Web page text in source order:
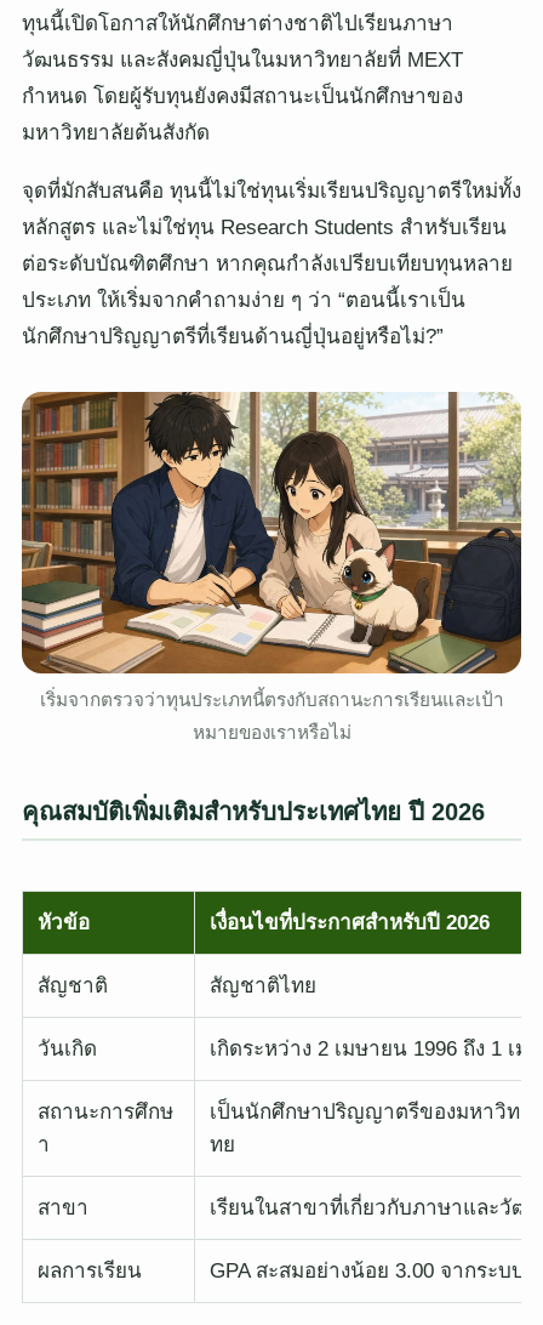
ทุนนี้เปิดโอกาสให้นักศึกษาต่างชาติไปเรียนภาษา
วัฒนธรรม และสังคมญี่ปุ่นในมหาวิทยาลัยที่ MEXT
กำหนด โดยผู้รับทุนยังคงมีสถานะเป็นนักศึกษาของ
มหาวิทยาลัยต้นสังกัด
จุดที่มักสับสนคือ ทุนนี้ไม่ใช่ทุนเริ่มเรียนปริญญาตรีใหม่ทั้ง
หลักสูตร และไม่ใช่ทุน Research Students สำหรับเรียน
ต่อระดับบัณฑิตศึกษา หากคุณกำลังเปรียบเทียบทุนหลาย
ประเภท ให้เริ่มจากคำถามง่าย ๆ ว่า “ตอนนี้เราเป็น
นักศึกษาปริญญาตรีที่เรียนด้านญี่ปุ่นอยู่หรือไม่?”
เริ่มจากตรวจว่าทุนประเภทนี้ตรงกับสถานะการเรียนและเป้า
หมายของเราหรือไม่
คุณสมบัติเพิ่มเติมสำหรับประเทศไทย ปี 2026
หัวข้อ เงื่อนไขที่ประกาศสำหรับปี 2026
สัญชาติ สัญชาติไทย
วันเกิด เกิดระหว่าง 2 เมษายน 1996 ถึง 1 เม
สถานะการศึกษ
า
เป็นนักศึกษาปริญญาตรีของมหาวิทยา
ทย
สาขา เรียนในสาขาที่เกี่ยวกับภาษาและวัฒ
ผลการเรียน GPA สะสมอย่างน้อย 3.00 จากระบบ